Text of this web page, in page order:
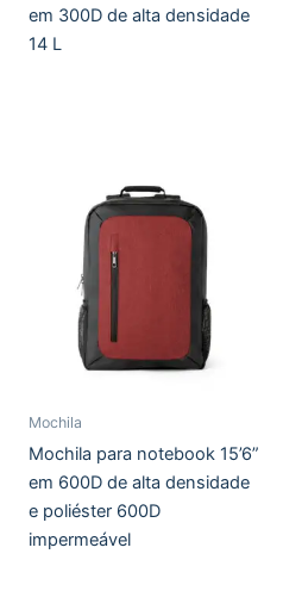
em 300D de alta densidade
14 L
Mochila
Mochila para notebook 15’6”
em 600D de alta densidade
e poliéster 600D
impermeável